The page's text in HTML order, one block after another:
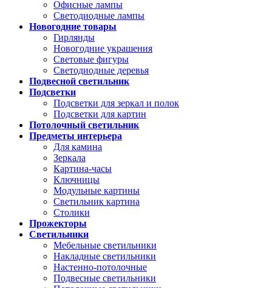
Офисные лампы
Светодиодные лампы
Новогодние товары
Гирлянды
Новогодние украшения
Световые фигуры
Светодиодные деревья
Подвесной светильник
Подсветки
Подсветки для зеркал и полок
Подсветки для картин
Потолочный светильник
Предметы интерьера
Для камина
Зеркала
Картина-часы
Ключницы
Модульные картины
Светильник картина
Столики
Прожекторы
Светильники
Мебельные светильники
Накладные светильники
Настенно-потолочные
Подвесные светильники